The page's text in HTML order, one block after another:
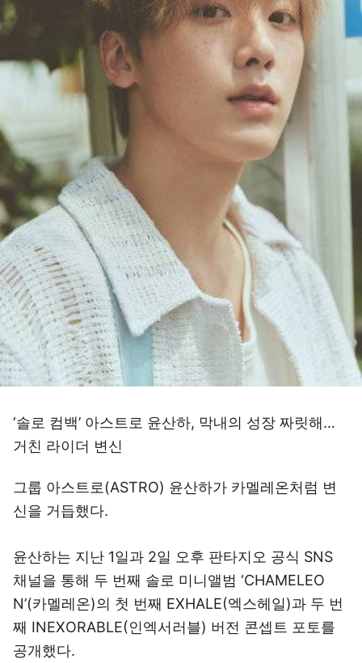
‘솔로 컴백’ 아스트로 윤산하, 막내의 성장 짜릿해…
거친 라이더 변신
그룹 아스트로(ASTRO) 윤산하가 카멜레온처럼 변
신을 거듭했다.
윤산하는 지난 1일과 2일 오후 판타지오 공식 SNS
채널을 통해 두 번째 솔로 미니앨범 ‘CHAMELEO
N’(카멜레온)의 첫 번째 EXHALE(엑스헤일)과 두 번
째 INEXORABLE(인엑서러블) 버전 콘셉트 포토를
공개했다.